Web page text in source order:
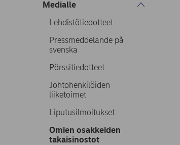
Medialle
Lehdistötiedotteet
Pressmeddelande på
svenska
Pörssitiedotteet
Johtohenkilöiden
liiketoimet
Liputusilmoitukset
Omien osakkeiden
takaisinostot